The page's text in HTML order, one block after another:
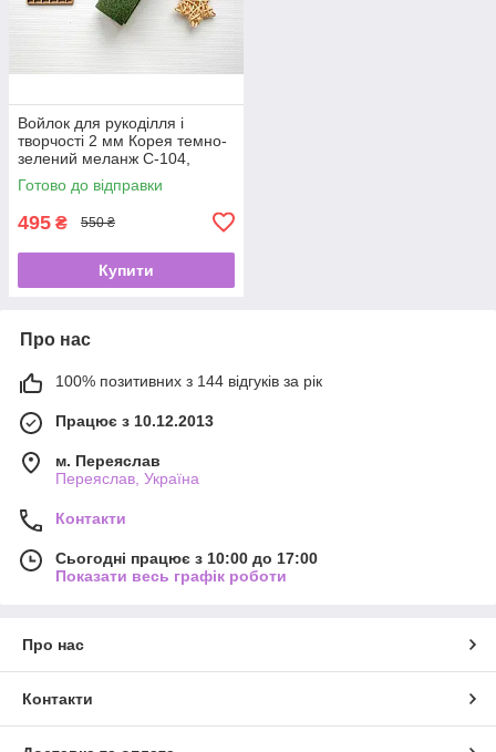
Войлок для рукоділля і
творчості 2 мм Корея темно-
зелений меланж C-104,
110Х100 см
Готово до відправки
495 ₴ 550 ₴
Купити
Про нас
100% позитивних з 144 відгуків за рік
Працює з 10.12.2013
м. Переяслав
Переяслав, Україна
Контакти
Сьогодні працює з 10:00 до 17:00
Показати весь графік роботи
Про нас
Контакти